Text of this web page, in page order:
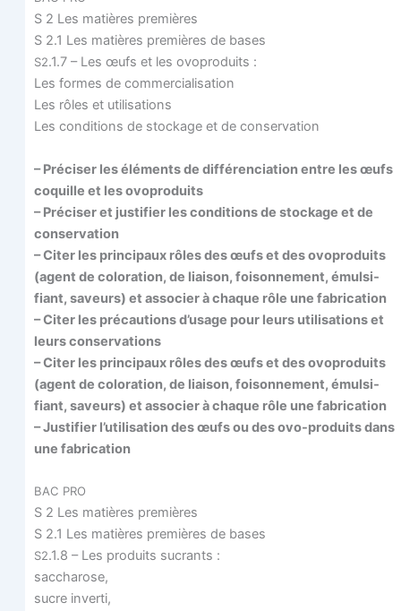
S 2 Les matières premières
S 2.1 Les matières pre­mières de bases
S2.1.7 – Les œufs et les ovoproduits :
Les formes de commercialisation
Les rôles et utilisations
Les condi­tions de sto­ckage et de conservation
– Pré­ci­ser les élé­ments de dif­fé­ren­cia­tion entre les œufs
coquille et les ovoproduits
– Pré­ci­ser et jus­ti­fier les condi­tions de sto­ckage et de
conservation
– Citer les prin­ci­paux rôles des œufs et des ovo­pro­duits
(agent de colo­ra­tion, de liai­son, foi­son­ne­ment, émul­si­
fiant, saveurs) et asso­cier à chaque rôle une fabrication
– Citer les pré­cau­tions d’usage pour leurs uti­li­sa­tions et
leurs conservations
– Citer les prin­ci­paux rôles des œufs et des ovo­pro­duits
(agent de colo­ra­tion, de liai­son, foi­son­ne­ment, émul­si­
fiant, saveurs) et asso­cier à chaque rôle une fabrication
– Jus­ti­fier l’utilisation des œufs ou des ovo-pro­duits dans
une fabrication
BAC PRO
S 2 Les matières premières
S 2.1 Les matières pre­mières de bases
S2.1.8 – Les pro­duits sucrants :
saccharose,
sucre inverti,